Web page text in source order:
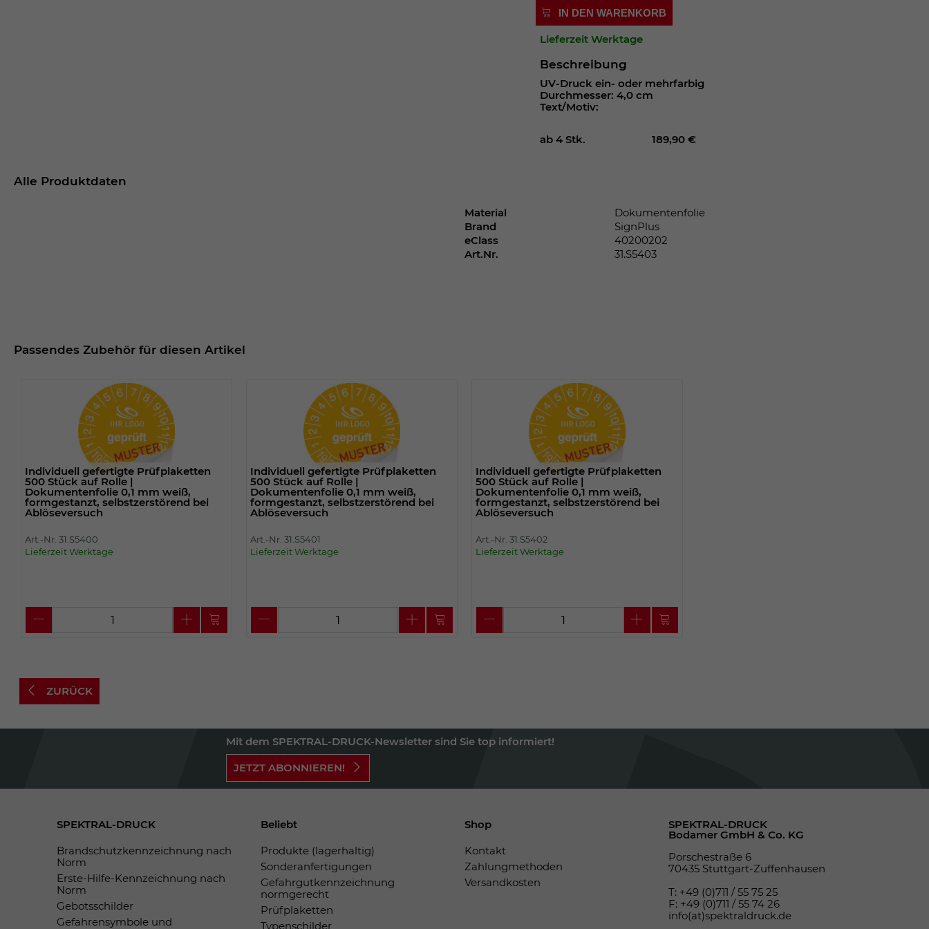
IN DEN WARENKORB
Lieferzeit Werktage
Beschreibung
UV-Druck ein- oder mehrfarbig
Durchmesser: 4,0 cm
Text/Motiv:
ab 4 Stk. 189,90 €
Alle Produktdaten
Material
Dokumentenfolie
Brand
SignPlus
eClass
40200202
Art.Nr.
31.S5403
Passendes Zubehör für diesen Artikel
Individuell gefertigte Prüfplaketten
500 Stück auf Rolle |
Dokumentenfolie 0,1 mm weiß,
formgestanzt, selbstzerstörend bei
Ablöseversuch
Art.-Nr. 31.S5400
Lieferzeit Werktage
Individuell gefertigte Prüfplaketten
500 Stück auf Rolle |
Dokumentenfolie 0,1 mm weiß,
formgestanzt, selbstzerstörend bei
Ablöseversuch
Art.-Nr. 31.S5401
Lieferzeit Werktage
Individuell gefertigte Prüfplaketten
500 Stück auf Rolle |
Dokumentenfolie 0,1 mm weiß,
formgestanzt, selbstzerstörend bei
Ablöseversuch
Art.-Nr. 31.S5402
Lieferzeit Werktage
ZURÜCK
Mit dem SPEKTRAL-DRUCK-Newsletter sind Sie top informiert!
JETZT ABONNIEREN!
SPEKTRAL-DRUCK
Brandschutzkennzeichnung nach
Norm
Erste-Hilfe-Kennzeichnung nach
Norm
Gebotsschilder
Gefahrensymbole und
Beliebt
Produkte (lagerhaltig)
Sonderanfertigungen
Gefahrgutkennzeichnung
normgerecht
Prüfplaketten
Typenschilder
Shop
Kontakt
Zahlungmethoden
Versandkosten
SPEKTRAL-DRUCK
Bodamer GmbH & Co. KG
Porschestraße 6
70435 Stuttgart-Zuffenhausen
T: +49 (0)711 / 55 75 25
F: +49 (0)711 / 55 74 26
info(at)spektraldruck.de
Cookie-Einstellungen für diese Website zu
Name fe_typo_user
Anbieter TYPO3
Laufzeit
Wir installiert sobald sich der Nutzer an der
des Login Status.